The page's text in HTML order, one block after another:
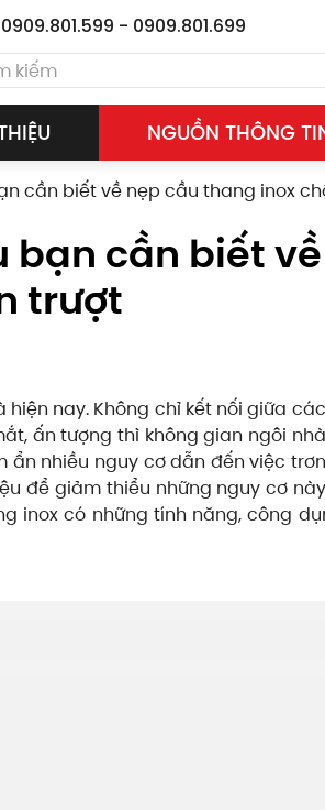
0909.801.599 - 0909.801.699
NGUỒN THÔNG
cần biết về nẹp cầu thang inox
bạn cần biết về
trượt
nay. Không chỉ kết nối giữa
ấn tượng thì không gian ngôi
nhiều nguy cơ dẫn đến việc
để giảm thiểu những nguy cơ
inox có những tính năng, công